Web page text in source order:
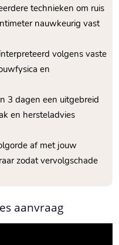
technieken om ruis
nauwkeurig vast
volgens vaste
en
3 dagen een uitgebreid
en hersteladvies
af met jouw
zodat vervolgschade
aanvraag